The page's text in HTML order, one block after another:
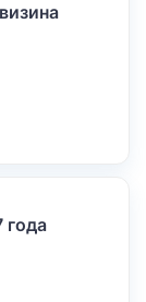
года